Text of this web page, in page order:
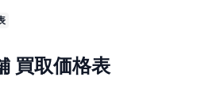
買取価格表